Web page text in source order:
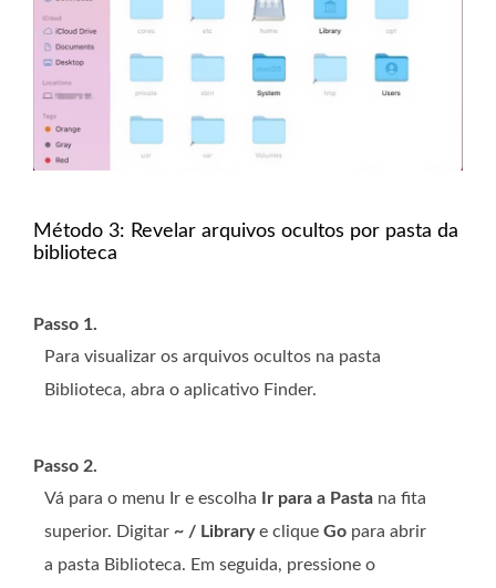
Método 3: Revelar arquivos ocultos por pasta da
biblioteca
Passo 1.
Para visualizar os arquivos ocultos na pasta
Biblioteca, abra o aplicativo Finder.
Passo 2.
Vá para o menu Ir e escolha
Ir para a Pasta na fita
superior. Digitar ~ / Librarye clique Go para abrir
a pasta Biblioteca. Em seguida, pressione o